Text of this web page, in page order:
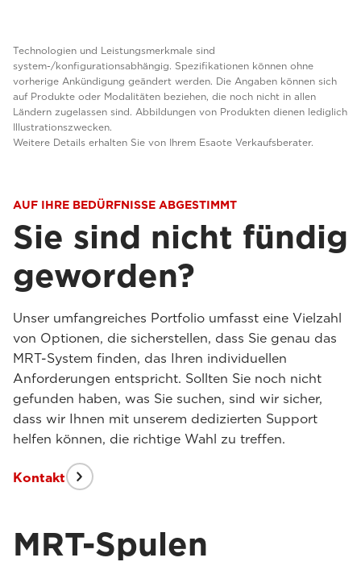
Technologien und Leistungsmerkmale sind
system-/konfigurationsabhängig. Spezifikationen können ohne
vorherige Ankündigung geändert werden. Die Angaben können sich
auf Produkte oder Modalitäten beziehen, die noch nicht in allen
Ländern zugelassen sind. Abbildungen von Produkten dienen lediglich
Illustrationszwecken.
Weitere Details erhalten Sie von Ihrem Esaote Verkaufsberater.
AUF IHRE BEDÜRFNISSE ABGESTIMMT
Sie sind nicht fündig
geworden?
Unser umfangreiches Portfolio umfasst eine Vielzahl
von Optionen, die sicherstellen, dass Sie genau das
MRT-System finden, das Ihren individuellen
Anforderungen entspricht. Sollten Sie noch nicht
gefunden haben, was Sie suchen, sind wir sicher,
dass wir Ihnen mit unserem dedizierten Support
helfen können, die richtige Wahl zu treffen.
Kontakt
MRT-Spulen